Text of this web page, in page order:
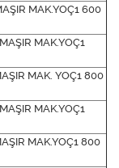
MAK.YOÇ1 600
MAK.YOÇ1
MAK. YOÇ1 800
MAK.YOÇ1
MAK.YOÇ1 800